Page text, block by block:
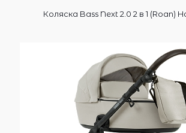
Коляска Bass Next 2.0 2 в 1 (Roan)